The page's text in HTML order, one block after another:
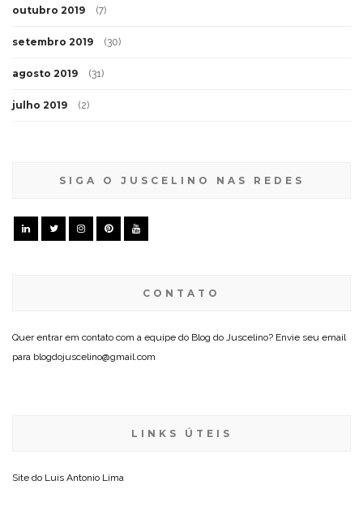
outubro 2019 (7)
setembro 2019 (30)
agosto 2019 (31)
julho 2019 (2)
SIGA O JUSCELINO NAS REDES
CONTATO
Quer entrar em contato com a equipe do Blog do Juscelino? Envie seu email
para blogdojuscelino@gmail.com
LINKS ÚTEIS
Site do Luis Antonio Lima